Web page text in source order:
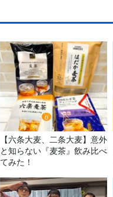
【六条大麦、二条大麦】意外
と知らない『麦茶』飲み比べ
てみた！